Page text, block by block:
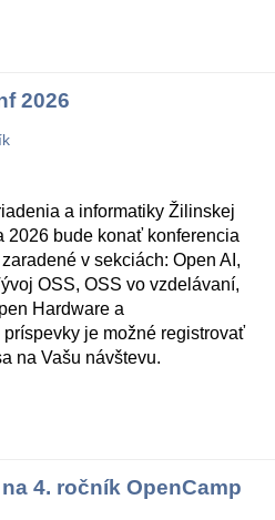
2026
a informatiky Žilinskej
2026 bude konať konferencia
v sekciách: Open AI,
OSS, OSS vo vzdelávaní,
Hardware a
je možné registrovať
na Vašu návštevu.
4. ročník OpenCamp